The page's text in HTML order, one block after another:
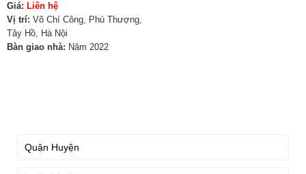
Giá: Liên hệ
Vị trí: Võ Chí Công, Phú Thượng,
Tây Hồ, Hà Nội
Bàn giao nhà: Năm 2022